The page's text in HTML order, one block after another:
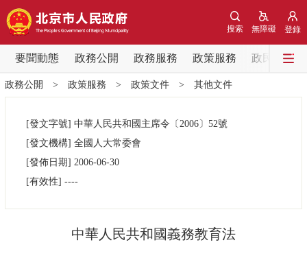
登錄
無障礙
搜索
要聞動態 政務公開 政務服務 政策服務 政民互動
要聞動態
黨中央精神 國務院資訊 中央部委動態
北京要聞 會議資訊
政務公開
機構職能 政策服務
政務公開 > 政策服務 > 政策文件> 其他文件
[發文字號] 中華人民共和國主席令 〔2006〕 52號
[發文機構] 全國人大常委會
[發佈日期] 2006-06-30
[有效性] ----
中華人民共和國義務教育法